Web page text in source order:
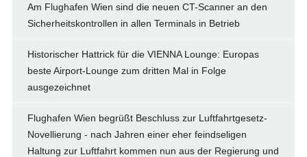
Am Flughafen Wien sind die neuen CT-Scanner an den
Sicherheitskontrollen in allen Terminals in Betrieb
Historischer Hattrick für die VIENNA Lounge: Europas
beste Airport-Lounge zum dritten Mal in Folge
ausgezeichnet
Flughafen Wien begrüßt Beschluss zur Luftfahrtgesetz-
Novellierung - nach Jahren einer eher feindseligen
Haltung zur Luftfahrt kommen nun aus der Regierung und